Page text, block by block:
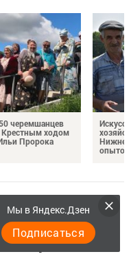
черемшанцев
ходом
Пророка
Нижней
опытом
по пути на
Мы в Яндекс.Дзен
Подписаться